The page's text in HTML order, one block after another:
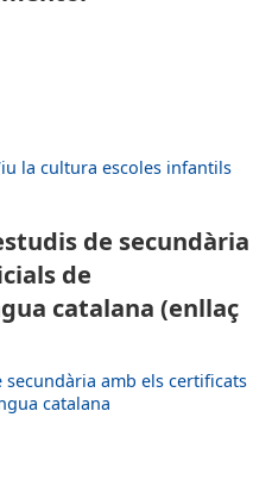
la cultura escoles infantils
de secundària
de
catalana (enllaç
amb els certificats
catalana